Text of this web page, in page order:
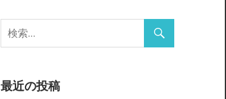
最近の投稿